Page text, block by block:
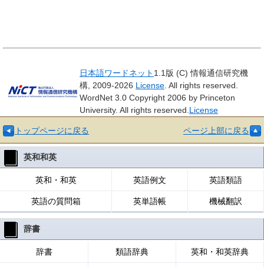
日本語ワードネット 1.1版 (C) 情報通信研究機
構, 2009-2026 License . All rights reserved.
WordNet 3.0 Copyright 2006 by Princeton
University. All rights reserved. License
トップページに戻る ページ上部に戻る
英和和英
英和・和英 英語例文 英語類語
英語の質問箱 英単語帳 機械翻訳
辞書
辞書 類語辞典 英和・和英辞典